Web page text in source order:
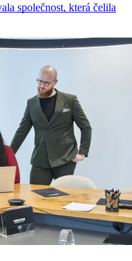
společnost, která čelila